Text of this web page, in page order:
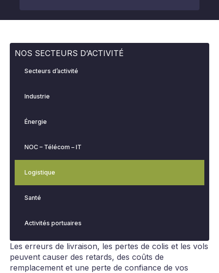
NOS SECTEURS D’ACTIVITÉ
Secteurs d’activité
Industrie
Énergie
NOC – Télécom – IT
Logistique
Santé
Activités portuaires
Les erreurs de livraison, les pertes de colis et les vols
peuvent causer des retards, des coûts de
remplacement et une perte de confiance de vos